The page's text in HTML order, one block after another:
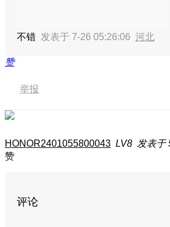
不错 发表于 7-26 05:26:06 河北
赞
举报
HONOR2401055800043 LV8 发表于
赞
评论